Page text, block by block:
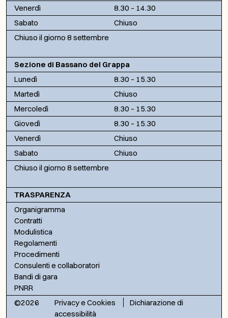
Venerdì
8.30 – 14.30
Sabato
Chiuso
Chiuso il giorno 8 settembre
Sezione di Bassano del Grappa
Lunedì
8.30 – 15.30
Martedì
Chiuso
Mercoledì
8.30 – 15.30
Giovedì
8.30 – 15.30
Venerdì
Chiuso
Sabato
Chiuso
Chiuso il giorno 8 settembre
TRASPARENZA
Organigramma
Contratti
Modulistica
Regolamenti
Procedimenti
Consulenti e collaboratori
Bandi di gara
PNRR
©2026
Privacy e Cookies
Dichiarazione di
accessibilità